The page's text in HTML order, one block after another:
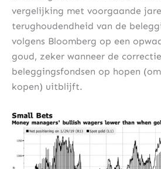
vergelijking met voorgaande
terughoudendheid van de
volgens Bloomberg op een
goud, zeker wanneer de
beleggingsfondsen op hopen
kopen) uitblijft.